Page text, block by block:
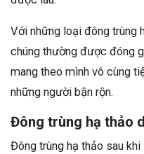
Với những loại đông trùng
chúng thường được đóng
mang theo mình vô cùng
những người bận rộn.
Đông trùng hạ thảo
Đông trùng hạ thảo sau